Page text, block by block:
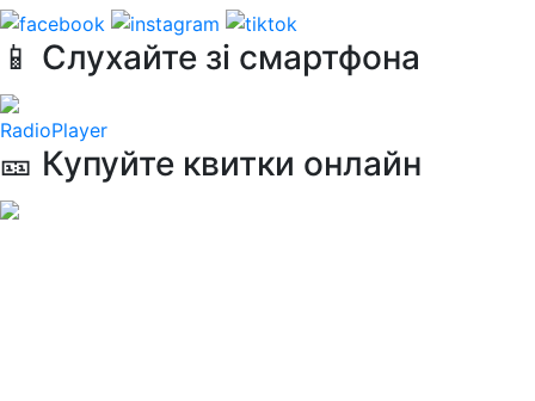
📱 Слухайте зі смартфона
RadioPlayer
🎫 Купуйте квитки онлайн